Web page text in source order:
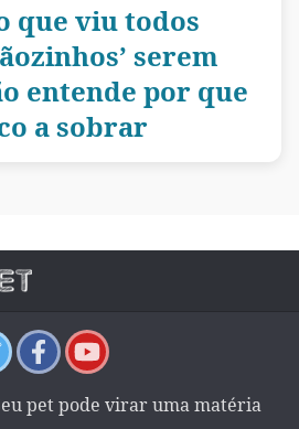
que viu todos
serem
entende por que
a sobrar
pet pode virar uma matéria